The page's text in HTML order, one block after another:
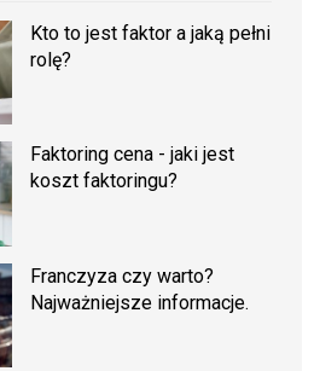
Kto to jest faktor a jaką pełni
rolę?
Faktoring cena - jaki jest
koszt faktoringu?
Franczyza czy warto?
Najważniejsze informacje.